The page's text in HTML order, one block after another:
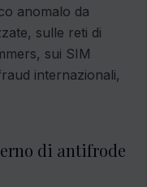
anomalo da
sulle reti di
sui SIM
internazionali,
di antifrode